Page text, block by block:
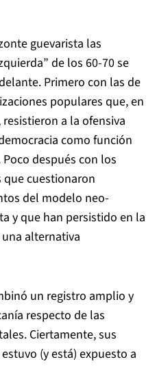
guevarista las
de los 60-70 se
Primero con las de
populares que, en
a la ofensiva
como función
después con los
que cuestionaron
del modelo neo-
y que han persistido en la
alternativa
un registro amplio y
respecto de las
Ciertamente, sus
(y está) expuesto a